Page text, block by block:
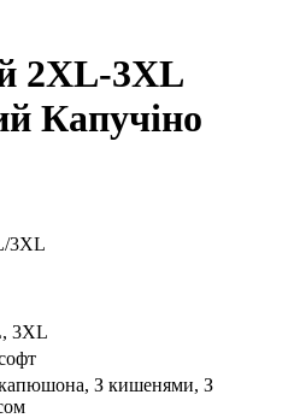
2XL-3XL
Капучіно
3XL
3XL
З кишенями, З